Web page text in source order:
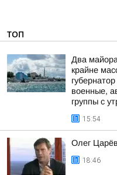
ТОП
Два
крайне
военные,
группы с
15:54
Олег
18:46